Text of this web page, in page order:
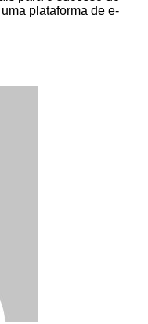
plataforma de e-